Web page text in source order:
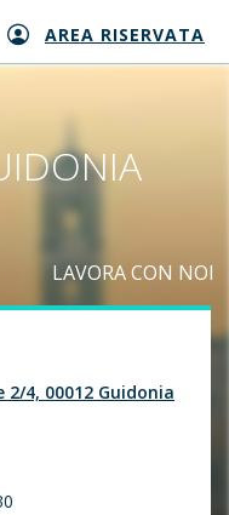
AREA RISERVATA
LAVORA CON NOI
4, 00012 Guidonia